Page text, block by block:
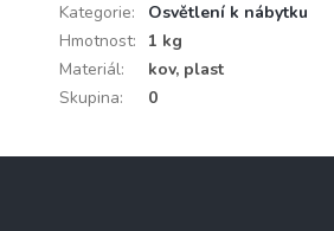
Kategorie:
Osvětlení k nábytku
Hmotnost:
1 kg
Materiál:
kov, plast
Skupina: 0